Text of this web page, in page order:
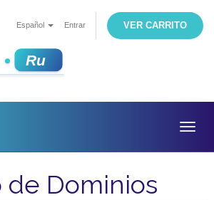
Español Entrar VER CARRITO
de Dominios